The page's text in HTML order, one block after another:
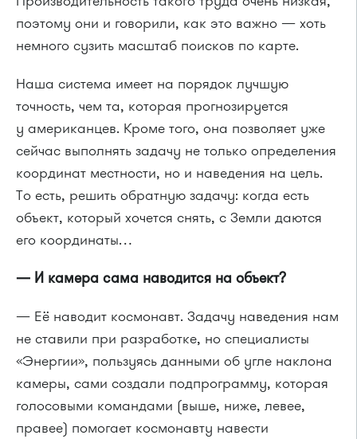
поэтому они и говорили, как это важно — хоть
немного сузить масштаб поисков по карте.
Наша система имеет на порядок лучшую
точность, чем та, которая прогнозируется
у американцев. Кроме того, она позволяет уже
сейчас выполнять задачу не только определения
координат местности, но и наведения на цель.
То есть, решить обратную задачу: когда есть
объект, который хочется снять, с Земли даются
его координаты…
— И камера сама наводится на объект?
— Её наводит космонавт. Задачу наведения нам
не ставили при разработке, но специалисты
«Энергии», пользуясь данными об угле наклона
камеры, сами создали подпрограмму, которая
голосовыми командами (выше, ниже, левее,
правее) помогает космонавту навести